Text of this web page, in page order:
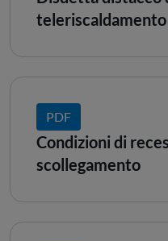
teleriscaldamento
PDF
Condizioni di
scollegamento